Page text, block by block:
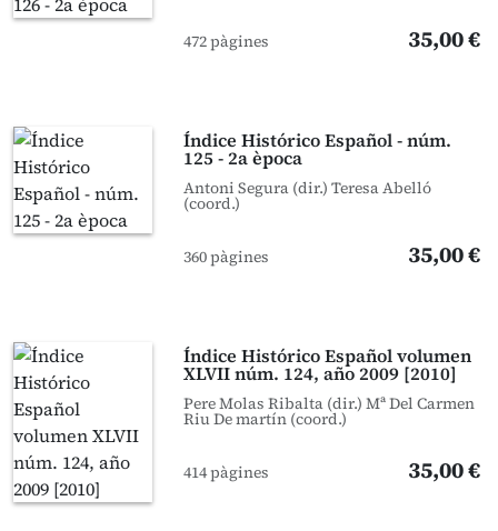
472 pàgines 35,00 €
Índice Histórico Español - núm.
125 - 2a època
Antoni Segura (dir.) Teresa Abelló
(coord.)
360 pàgines 35,00 €
Índice Histórico Español volumen
XLVII núm. 124, año 2009 [2010]
Pere Molas Ribalta (dir.) Mª Del Carmen
Riu De martín (coord.)
414 pàgines 35,00 €